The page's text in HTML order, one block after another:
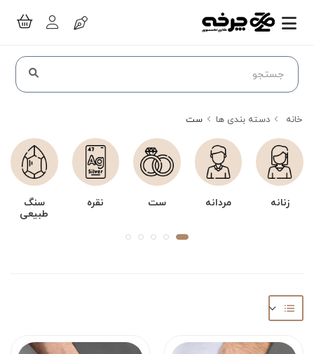
خانه دسته بندی ها ست
زنانه مردانه ست نقره
سنگ
طبیعی